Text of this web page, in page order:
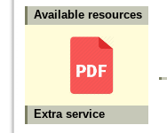
Available resources
Extra service